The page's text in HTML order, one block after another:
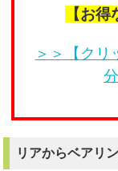
【お
＞＞【クリ
リアからベアリ